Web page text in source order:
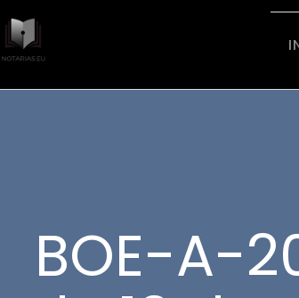
BOE-A-